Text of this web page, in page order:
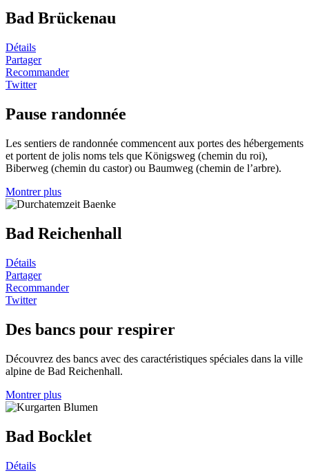
Bad Brückenau
Détails
Partager
Recommander
Twitter
Pause randonnée
Les sentiers de randonnée commencent aux portes des hébergements
et portent de jolis noms tels que Königsweg (chemin du roi),
Biberweg (chemin du castor) ou Baumweg (chemin de l’arbre).
Montrer plus
Bad Reichenhall
Détails
Partager
Recommander
Twitter
Des bancs pour respirer
Découvrez des bancs avec des caractéristiques spéciales dans la ville
alpine de Bad Reichenhall.
Montrer plus
Bad Bocklet
Détails